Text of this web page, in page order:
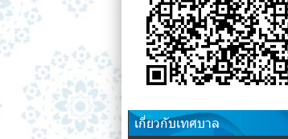
เกี่ยวกับเทศบาล